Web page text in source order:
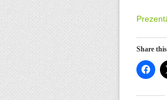
Share